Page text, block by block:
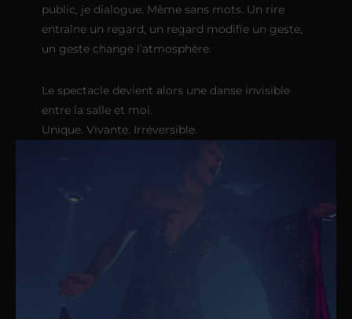
public, je dialogue. Même sans mots. Un rire
entraîne un regard, un regard modifie un geste,
un geste change l’atmosphère.
Le spectacle devient alors une danse invisible
entre la salle et moi.
Unique. Vivante. Irréversible.